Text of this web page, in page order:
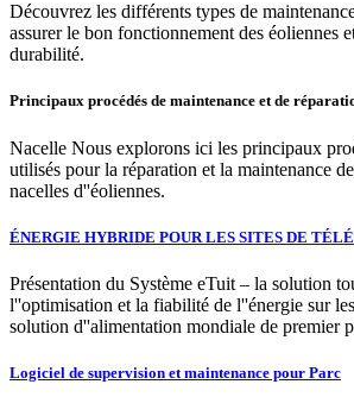
Découvrez les différents types de
assurer le bon fonctionnement des éoliennes
durabilité.
Principaux procédés de maintenance et de
Nacelle Nous explorons ici les principaux
utilisés pour la réparation et la maintenance
nacelles d''éoliennes.
ÉNERGIE HYBRIDE POUR LES SITES DE
Présentation du Système eTuit – la solution
l''optimisation et la fiabilité de l''énergie sur
solution d''alimentation mondiale de premier
Logiciel de supervision et maintenance pour Parc